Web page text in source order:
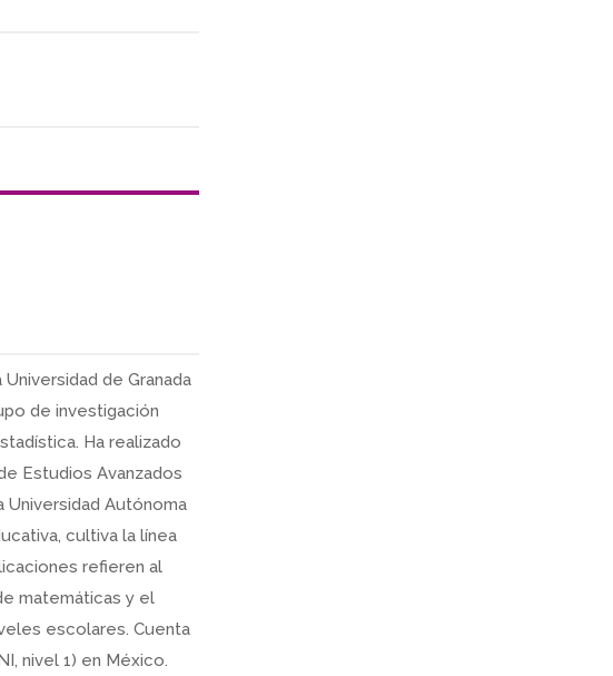
de Granada
de investigación
Ha realizado
Estudios Avanzados
Universidad Autónoma
cultiva la línea
refieren al
matemáticas y el
escolares. Cuenta
nivel 1) en México.